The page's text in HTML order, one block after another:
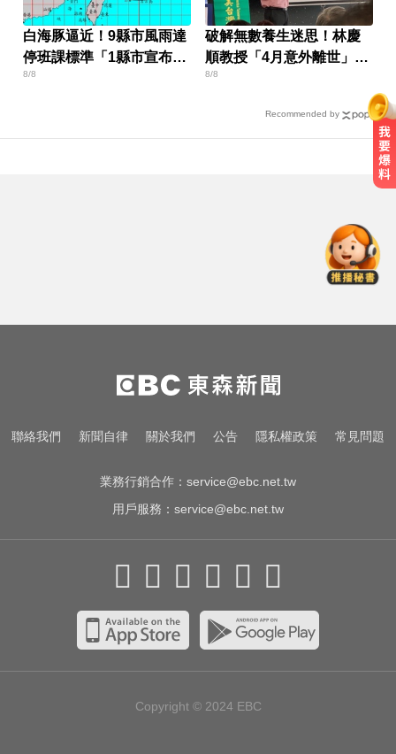
白海豚逼近！9縣市風雨達
停班課標準「1縣市宣布
了」
8/8
破解無數養生迷思！林慶
順教授「4月意外離世」女
兒悲痛證實
8/8
Recommended by
檔成鐵證
攏係為了晶片！「斷交19年」 哥斯
大黎加連2年來台
姜厚任小24歲女友「3碩1博」造
聯絡我們 新聞自律 關於我們 公告 隱私權政策 常見問題
業務行銷合作： service@ebc.net.tw
用戶服務： service@ebc.net.tw
Copyright © 2024 EBC